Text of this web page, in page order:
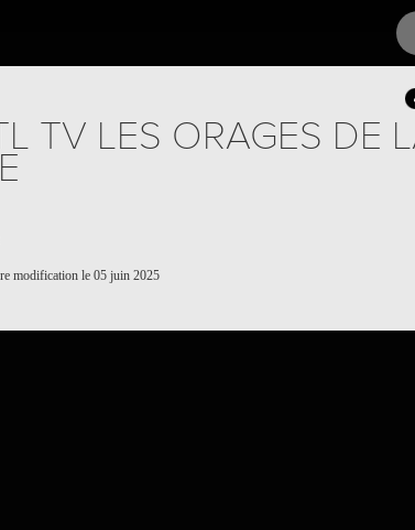
TV LES ORAGES DE
modification le 05 juin 2025